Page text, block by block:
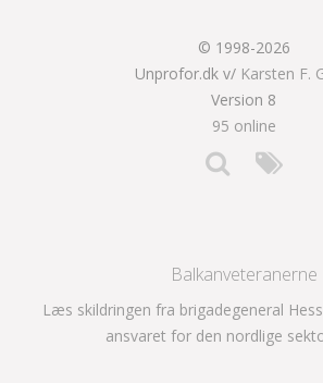
© 1998-2026
Unprofor.dk v/ Karsten F.
Version 8
95 online
Balkanveteranerne
Læs skildringen fra brigadegeneral
ansvaret for den nordlige